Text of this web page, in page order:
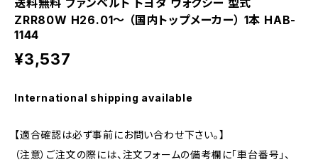
ZRR80W H26.01～ （国内トップメーカー） 1本 HAB-
1144
¥3,537
International shipping available
【適合確認は必ず事前にお問い合わせ下さい。】
（注意）ご注文の際には、注文フォームの備考欄に「車台番号」、